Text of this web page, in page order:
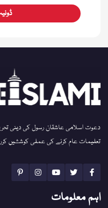
دعوت اسلامی عاشقان رسول کی دینی
تعلیمات عام کرنے کی عملی کوششیں
اہم معلومات